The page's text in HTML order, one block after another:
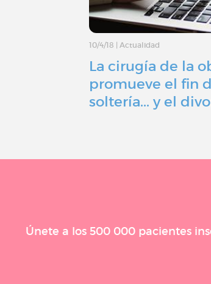
10/4/18 |Actualidad
La cirugía de la
promueve el fin
soltería... y el
Únete a los 500 000 pacientes